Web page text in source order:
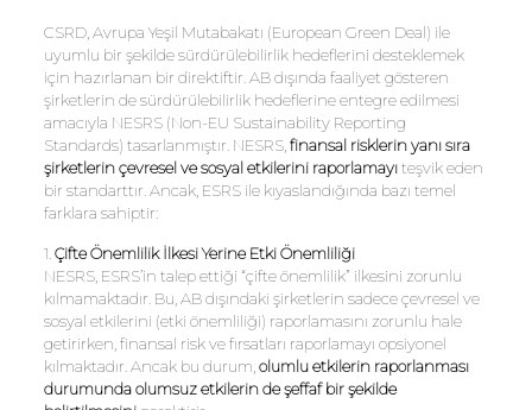
CSRD, Avrupa Yeşil Mutabakatı (European Green Deal) ile
uyumlu bir şekilde sürdürülebilirlik hedeflerini desteklemek
için hazırlanan bir direktiftir. AB dışında faaliyet gösteren
şirketlerin de sürdürülebilirlik hedeflerine entegre edilmesi
amacıyla NESRS (Non-EU Sustainability Reporting
Standards) tasarlanmıştır. NESRS, finansal risklerin yanı sıra
şirketlerin çevresel ve sosyal etkilerini raporlamayıteşvik eden
bir standarttır. Ancak, ESRS ile kıyaslandığında bazı temel
farklara sahiptir:
1. Çifte Önemlilik İlkesi Yerine Etki Önemliliği
NESRS, ESRS’in talep ettiği “çifte önemlilik” ilkesini zorunlu
kılmamaktadır. Bu, AB dışındaki şirketlerin sadece çevresel ve
sosyal etkilerini (etki önemliliği) raporlamasını zorunlu hale
getirirken, finansal risk ve fırsatları raporlamayı opsiyonel
kılmaktadır. Ancak bu durum, olumlu etkilerin raporlanması
durumunda olumsuz etkilerin de şeffaf bir şekilde